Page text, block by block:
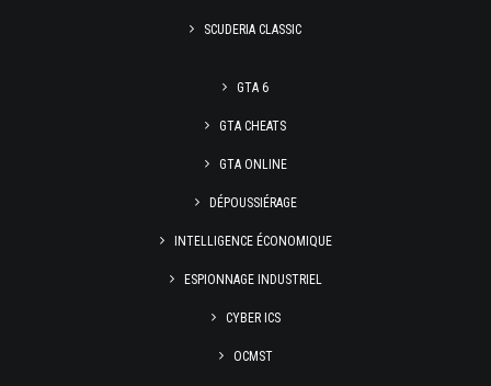
SCUDERIA CLASSIC
GTA 6
GTA CHEATS
GTA ONLINE
DÉPOUSSIÉRAGE
INTELLIGENCE ÉCONOMIQUE
ESPIONNAGE INDUSTRIEL
CYBER ICS
OCMST